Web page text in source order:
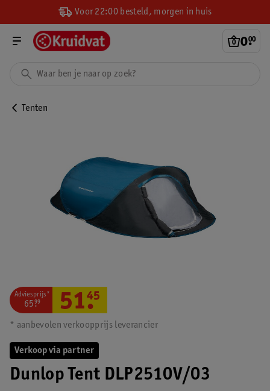
Voor 22:00 besteld, morgen in huis
0.
00
Tenten
Verkoop via partner
Dunlop Tent DLP2510V/03
Adviesprijs*
65.
99 51.
45
* aanbevolen verkoopprijs leverancier